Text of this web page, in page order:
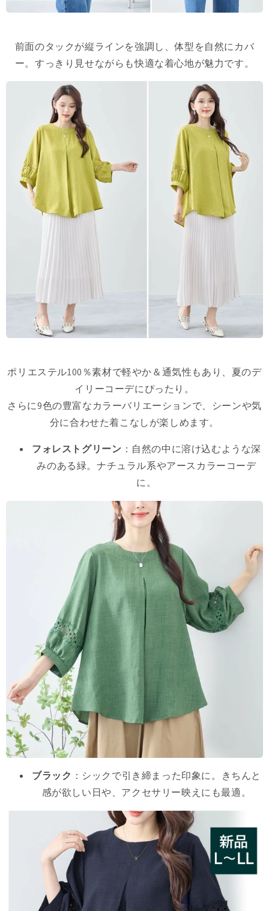
前面のタックが縦ラインを強調し、体型を自然にカバ
ー。すっきり見せながらも快適な着心地が魅力です。
ポリエステル100％素材で軽やか＆通気性もあり、夏のデ
イリーコーデにぴったり。
さらに9色の豊富なカラーバリエーションで、シーンや気
分に合わせた着こなしが楽しめます。
フォレストグリーン ：自然の中に溶け込むような深
みのある緑。ナチュラル系やアースカラーコーデ
に。
ブラック ：シックで引き締まった印象に。きちんと
感が欲しい日や、アクセサリー映えにも最適。